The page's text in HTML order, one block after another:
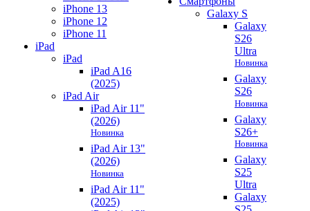
iPhone 13
iPhone 12
iPhone 11
iPad
iPad
iPad A16
(2025)
iPad Air
iPad Air 11"
(2026)
Новинка
iPad Air 13"
(2026)
Новинка
iPad Air 11"
(2025)
Galaxy S
Galaxy
S26
Ultra
Новинка
Galaxy
S26
Новинка
Galaxy
S26+
Новинка
Galaxy
S25
Ultra
Galaxy